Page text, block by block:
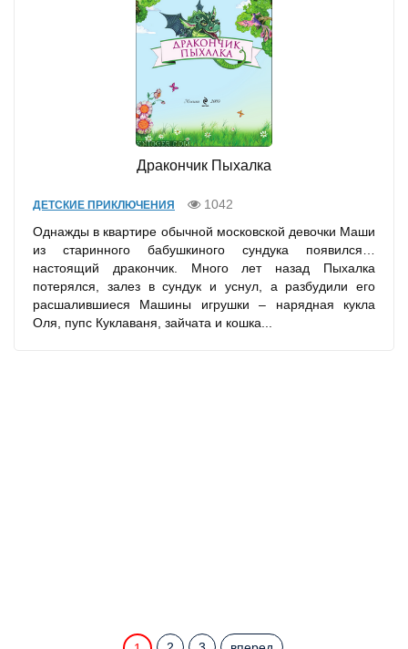
Дракончик Пыхалка
ДЕТСКИЕ ПРИКЛЮЧЕНИЯ
1042
Однажды в квартире обычной московской девочки Маши
из старинного бабушкиного сундука появился…
настоящий дракончик. Много лет назад Пыхалка
потерялся, залез в сундук и уснул, а разбудили его
расшалившиеся Машины игрушки – нарядная кукла
Оля, пупс Куклаваня, зайчата и кошка...